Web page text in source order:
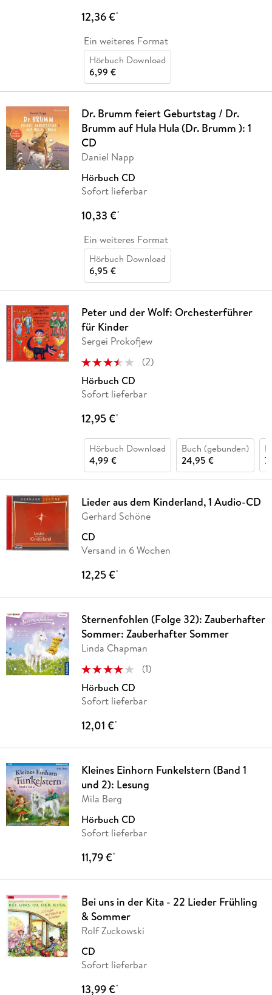
12,36 €*
Ein weiteres Format
Hörbuch Download
6,99 €
Dr. Brumm feiert Geburtstag / Dr.
Brumm auf Hula Hula (Dr. Brumm ): 1
CD
Daniel Napp
Hörbuch CD
Sofort lieferbar
10,33 €*
Ein weiteres Format
Hörbuch Download
6,95 €
Peter und der Wolf: Orchesterführer
für Kinder
Sergei Prokofjew
(2)
Hörbuch CD
Sofort lieferbar
12,95 €*
Hörbuch Download
4,99 €
Buch (gebunden)
24,95 €
Lieder aus dem Kinderland, 1 Audio-CD
Gerhard Schöne
CD
Versand in 6 Wochen
12,25 €*
Sternenfohlen (Folge 32): Zauberhafter
Sommer: Zauberhafter Sommer
Linda Chapman
(1)
Hörbuch CD
Sofort lieferbar
12,01 €*
Kleines Einhorn Funkelstern (Band 1
und 2): Lesung
Mila Berg
Hörbuch CD
Sofort lieferbar
11,79 €*
Bei uns in der Kita - 22 Lieder Frühling
& Sommer
Rolf Zuckowski
CD
Sofort lieferbar
13,99 €*